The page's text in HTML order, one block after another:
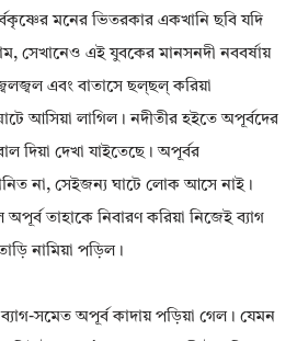
মনের ভিতরকার একখানি ছবি যদি
সেখানেও এই যুবকের মানসনদী নববর্ষায়
এবং বাতাসে ছল্‌ছল্ করিয়া
আসিয়া লাগিল। নদীতীর হইতে অপূর্বদের
দিয়া দেখা যাইতেছে। অপূর্বর
না, সেইজন্য ঘাটে লোক আসে নাই।
তাহাকে নিবারণ করিয়া নিজেই ব্যাগ
নামিয়া পড়িল।
ব্যাগ-সমেত অপূর্ব কাদায় পড়িয়া গেল। যেমন